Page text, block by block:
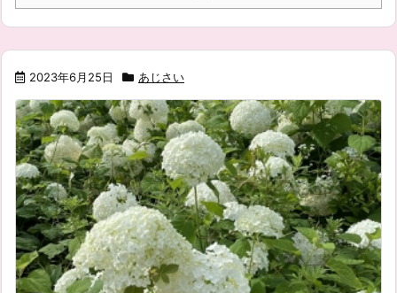
2023年6月25日 あじさい